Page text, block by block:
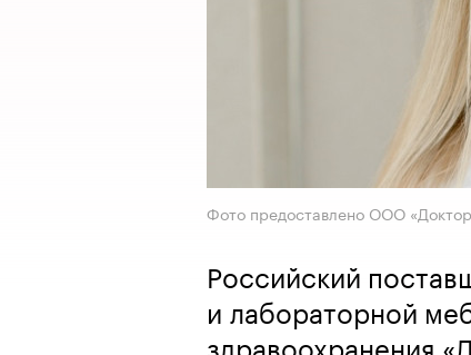
Фото предоставлено ООО
Российский
и лабораторной
здравоохранения